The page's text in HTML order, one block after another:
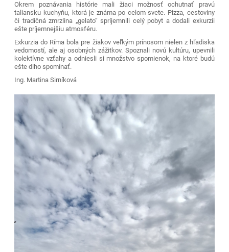
Okrem poznávania histórie mali žiaci možnosť ochutnať pravú
taliansku kuchyňu, ktorá je známa po celom svete. Pizza, cestoviny
či tradičná zmrzlina „gelato“ spríjemnili celý pobyt a dodali exkurzii
ešte príjemnejšiu atmosféru.
Exkurzia do Ríma bola pre žiakov veľkým prínosom nielen z hľadiska
vedomostí, ale aj osobných zážitkov. Spoznali novú kultúru, upevnili
kolektívne vzťahy a odniesli si množstvo spomienok, na ktoré budú
ešte dlho spomínať.
Ing. Martina Sirníková